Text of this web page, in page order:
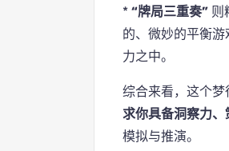
* “牌局三重奏” 则
的、微妙的平衡
力之中。
综合来看，这个梦
求你具备洞察力、
模拟与推演。